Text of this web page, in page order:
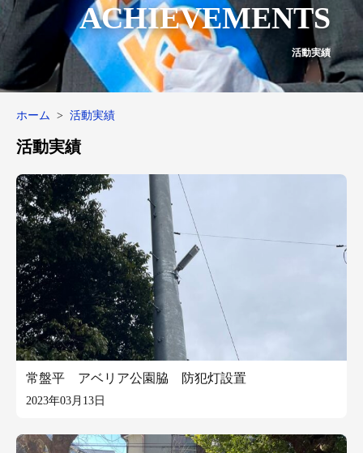
ACHIEVEMENTS
活動実績
ホーム 活動実績
活動実績
常盤平 アベリア公園脇 防犯灯設置
2023年03月13日